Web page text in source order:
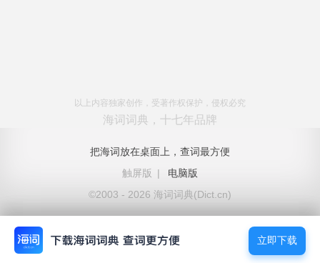
以上内容独家创作，受著作权保护，侵权必究
海词词典，十七年品牌
把海词放在桌面上，查词最方便
触屏版
|
电脑版
©2003 - 2026 海词词典(Dict.cn)
立即下载
立即下载